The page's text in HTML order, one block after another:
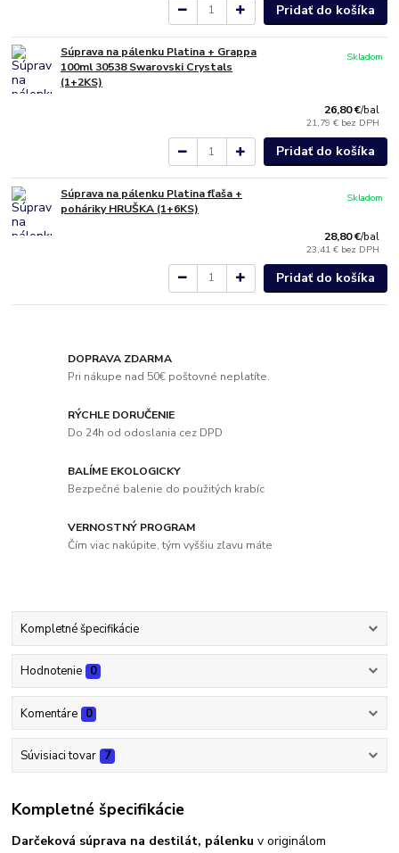
Pridať do košíka
Súprava na pálenku Platina + Grappa
100ml 30538 Swarovski Crystals
(1+2KS)
26,80 €/bal
21,79 € bez DPH
Skladom
Pridať do košíka
Súprava na pálenku Platina fľaša +
poháriky HRUŠKA (1+6KS)
28,80 €/bal
23,41 € bez DPH
Skladom
Pridať do košíka
DOPRAVA ZDARMA
Pri nákupe nad 50€ poštovné neplatíte.
RÝCHLE DORUČENIE
Do 24h od odoslania cez DPD
BALÍME EKOLOGICKY
Bezpečné balenie do použitých krabíc
VERNOSTNÝ PROGRAM
Čím viac nakúpite, tým vyššiu zľavu máte
Kompletné špecifikácie
Hodnotenie 0
Komentáre 0
Súvisiaci tovar 7
Kompletné špecifikácie
Darčeková súprava na destilát, pálenkuv originálom